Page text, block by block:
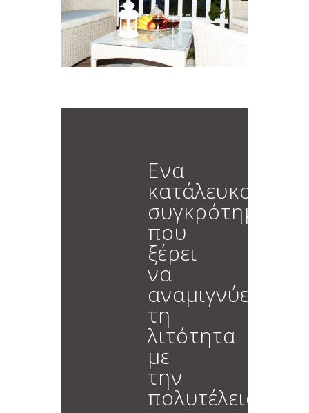
Ενα
κατάλευκο
συγκρότημα
που
ξέρει
να
αναμιγνύει
τη
λιτότητα
με
την
πολυτέλεια.